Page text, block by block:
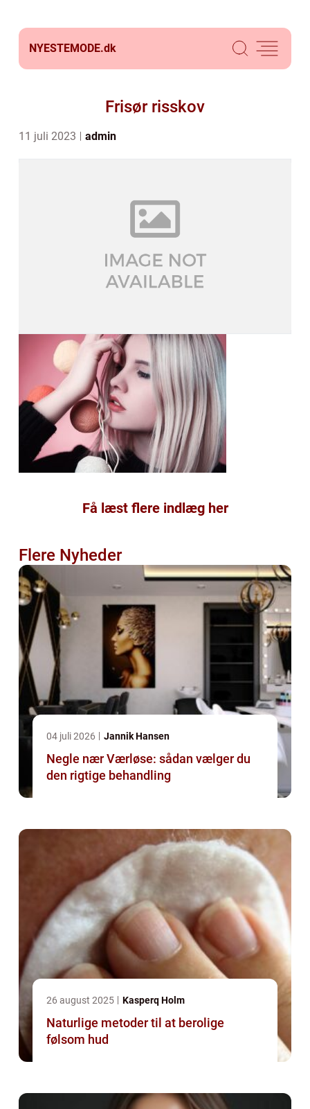
NYESTEMODE.dk
Frisør risskov
11 juli 2023 admin
Få læst flere indlæg her
Flere Nyheder
04 juli 2026 Jannik Hansen
Negle nær Værløse: sådan vælger du
den rigtige behandling
26 august 2025 Kasperq Holm
Naturlige metoder til at berolige
følsom hud